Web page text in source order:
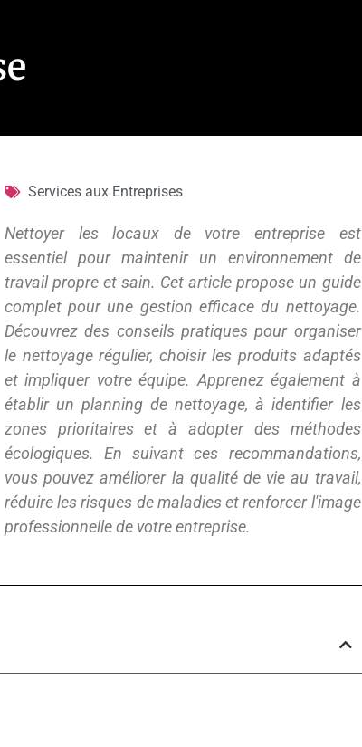
Services aux Entreprises
Nettoyer les locaux de votre entreprise est
essentiel pour maintenir un environnement de
travail propre et sain. Cet article propose un guide
complet pour une gestion efficace du nettoyage.
Découvrez des conseils pratiques pour organiser
le nettoyage régulier, choisir les produits adaptés
et impliquer votre équipe. Apprenez également à
établir un planning de nettoyage, à identifier les
zones prioritaires et à adopter des méthodes
écologiques. En suivant ces recommandations,
vous pouvez améliorer la qualité de vie au travail,
réduire les risques de maladies et renforcer l'image
professionnelle de votre entreprise.